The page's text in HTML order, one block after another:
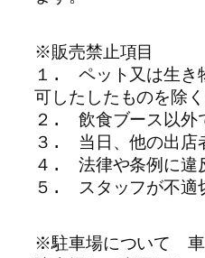
※販売禁止項目
１.　ペット又は生き
可したしたものを除く
２.　飲食ブース以外
３.　当日、他の出店
４.　法律や条例に違
５.　スタッフが不適
※駐車場について　